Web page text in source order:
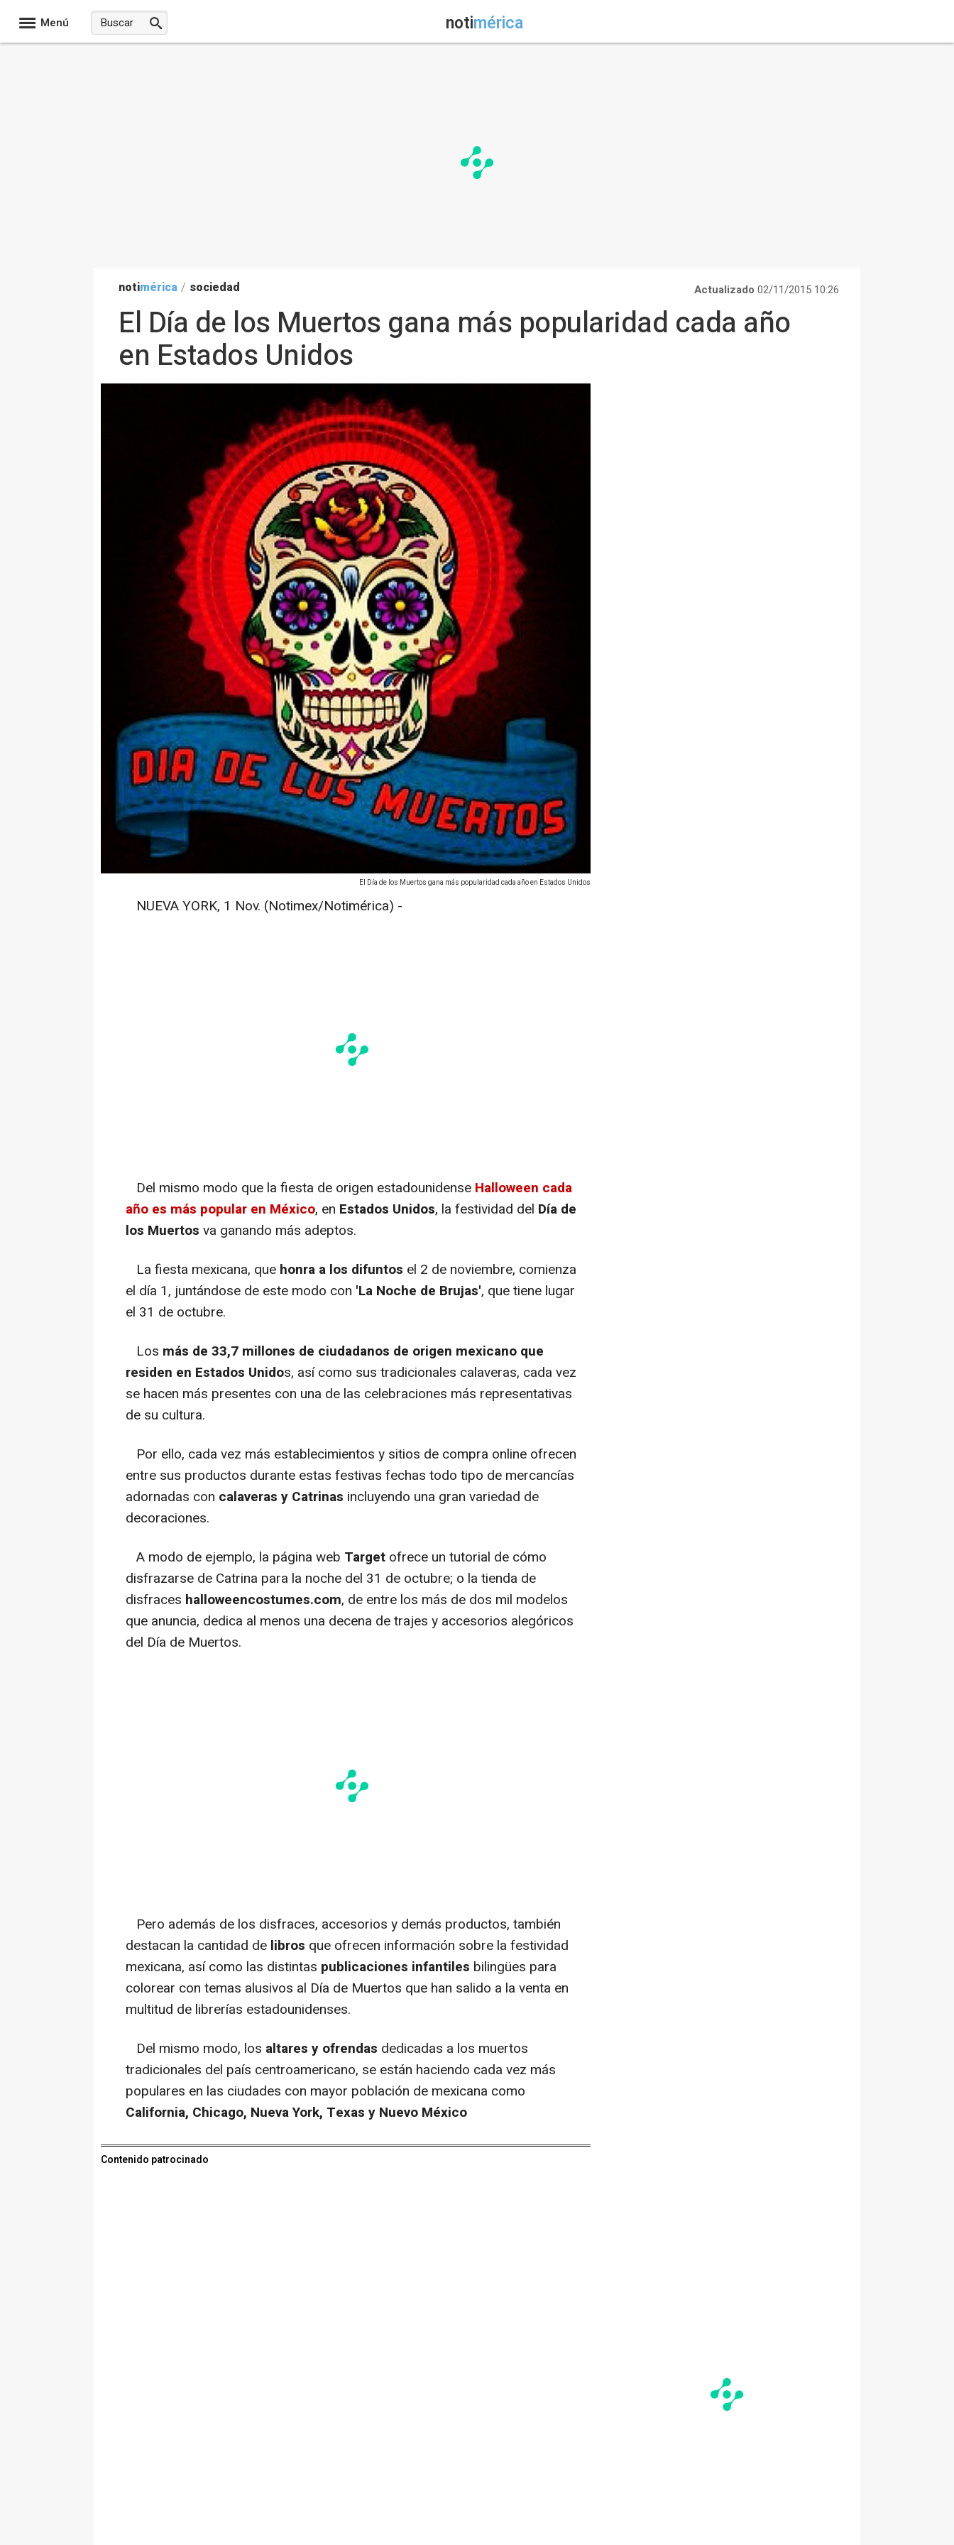
Menú notimérica
notimérica / sociedad Actualizado 02/11/2015 10:26
El Día de los Muertos gana más popularidad cada año
en Estados Unidos
El Día de los Muertos gana más popularidad cada año en Estados Unidos
NUEVA YORK, 1 Nov. (Notimex/Notimérica) -
Del mismo modo que la fiesta de origen estadounidense Halloween cada
año es más popular en México, en Estados Unidos, la festividad del Día de
los Muertos va ganando más adeptos.
La fiesta mexicana, que honra a los difuntos el 2 de noviembre, comienza
el día 1, juntándose de este modo con 'La Noche de Brujas', que tiene lugar
el 31 de octubre.
Los más de 33,7 millones de ciudadanos de origen mexicano que
residen en Estados Unidos, así como sus tradicionales calaveras, cada vez
se hacen más presentes con una de las celebraciones más representativas
de su cultura.
Por ello, cada vez más establecimientos y sitios de compra online ofrecen
entre sus productos durante estas festivas fechas todo tipo de mercancías
adornadas con calaveras y Catrinas incluyendo una gran variedad de
decoraciones.
A modo de ejemplo, la página web Target ofrece un tutorial de cómo
disfrazarse de Catrina para la noche del 31 de octubre; o la tienda de
disfraces halloweencostumes.com, de entre los más de dos mil modelos
que anuncia, dedica al menos una decena de trajes y accesorios alegóricos
del Día de Muertos.
Pero además de los disfraces, accesorios y demás productos, también
destacan la cantidad de libros que ofrecen información sobre la festividad
mexicana, así como las distintas publicaciones infantiles bilingües para
colorear con temas alusivos al Día de Muertos que han salido a la venta en
multitud de librerías estadounidenses.
Del mismo modo, los altares y ofrendas dedicadas a los muertos
tradicionales del país centroamericano, se están haciendo cada vez más
populares en las ciudades con mayor población de mexicana como
California, Chicago, Nueva York, Texas y Nuevo México
Contenido patrocinado